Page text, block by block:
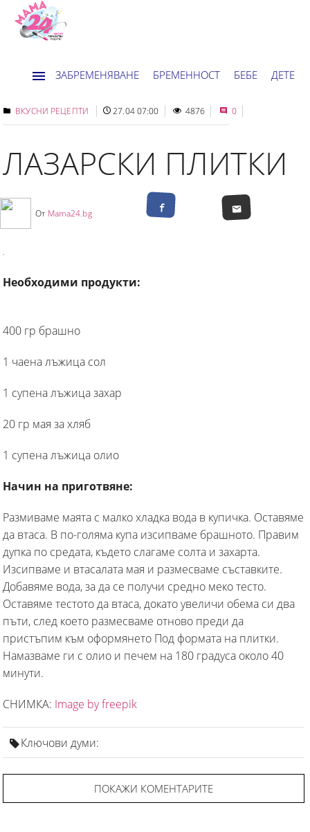
ЗАБРЕМЕНЯВАНЕ БРЕМЕННОСТ БЕБЕ ДЕТЕ
ДОМ НОВИНИ ХОРОСКОП
ВКУСНИ РЕЦЕПТИ 27.04 07:00 4876 0
ЛАЗАРСКИ ПЛИТКИ
От Mama24.bg
Необходими продукти:
400 гр брашно
1 чаена лъжица сол
1 супена лъжица захар
20 гр мая за хляб
1 супена лъжица олио
Начин на приготвяне:
Размиваме маята с малко хладка вода в купичка. Оставяме
да втаса. В по-голяма купа изсипваме брашното. Правим
дупка по средата, където слагаме солта и захарта.
Изсипваме и втасалата мая и размесваме съставките.
Добавяме вода, за да се получи средно меко тесто.
Оставяме тестото да втаса, докато увеличи обема си два
пъти, след което размесваме отново преди да
пристъпим към оформянето Под формата на плитки.
Намазваме ги с олио и печем на 180 градуса около 40
минути.
СНИМКА: Image by freepik
Ключови думи:
ПОКАЖИ КОМЕНТАРИТЕ